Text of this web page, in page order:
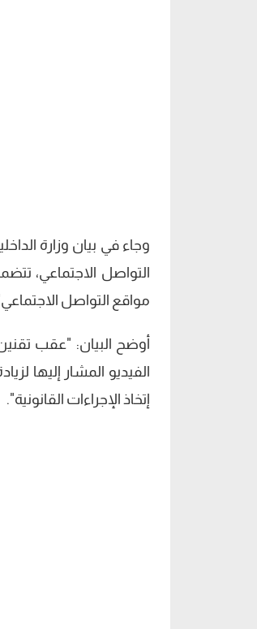
وجاء في بيان وزارة
التواصل الاجتماعي،
مواقع التواصل
أوضح البيان: "عقب
الفيديو المشار إليها
إتخاذ الإجراءات القانونية".